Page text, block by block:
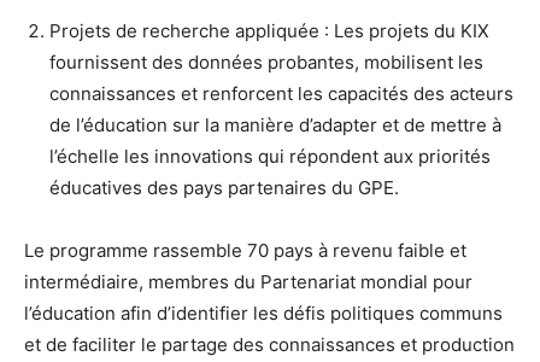
Projets de recherche appliquée : Les projets du KIX
fournissent des données probantes, mobilisent les
connaissances et renforcent les capacités des acteurs
de l’éducation sur la manière d’adapter et de mettre à
l’échelle les innovations qui répondent aux priorités
éducatives des pays partenaires du GPE.
Le programme rassemble 70 pays à revenu faible et
intermédiaire, membres du Partenariat mondial pour
l’éducation afin d’identifier les défis politiques communs
et de faciliter le partage des connaissances et production